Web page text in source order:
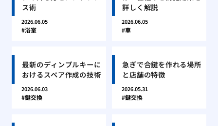
ス術
2026.06.05
浴室
詳しく解説
2026.06.05
車
最新のディンプルキーに
おけるスペア作成の技術
2026.06.03
鍵交換
急ぎで合鍵を作れる場所
と店舗の特徴
2026.05.31
鍵交換